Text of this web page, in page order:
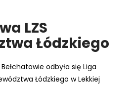
LZS
Łódzkiego
odbyła się Liga
Łódzkiego w Lekkiej